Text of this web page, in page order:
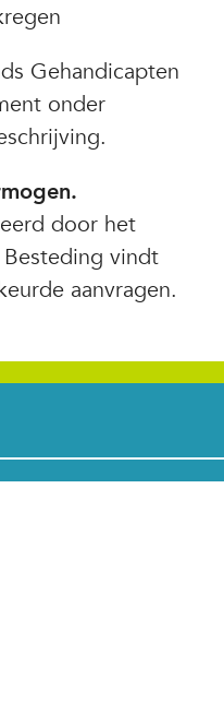
Gehandicapten
onder
door het
vindt
aanvragen.